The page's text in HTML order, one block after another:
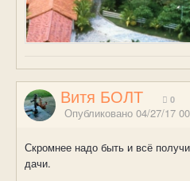
Витя БОЛТ 0
Опубликовано 04/27/17
Скромнее надо быть и всё
дачи.